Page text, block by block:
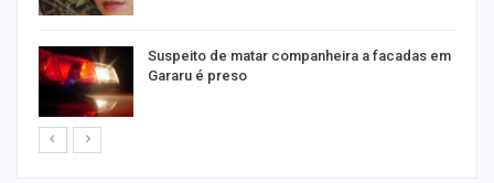
Suspeito de matar companheira a facadas em
Gararu é preso